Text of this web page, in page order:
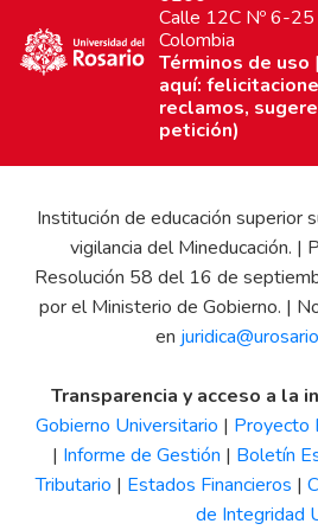
Calle 12C Nº 6-
Colombia
Términos de uso |
aquí:
reclamos,
petición)
Institución de educación superior
vigilancia del Mineducación. |
Resolución 58 del 16 de
por el Ministerio de Gobierno. |
en
Transparencia y acceso a la
Gobierno Universitario | Proyecto
| Informe de Gestión | Boletín
Tributario | Estados Financieros |
de Integridad